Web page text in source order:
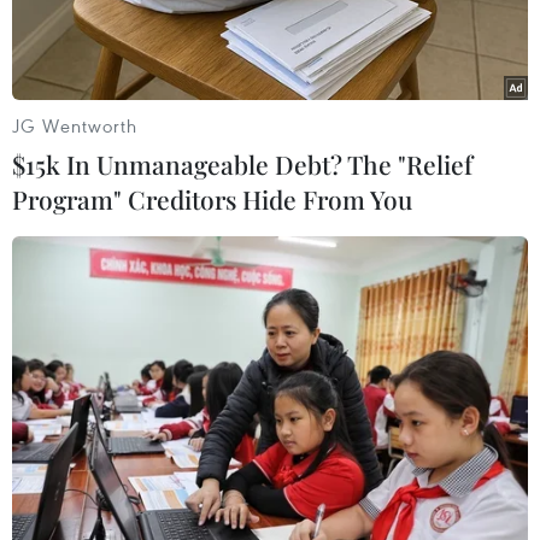
Vận chuyển vũ khí hóa học của Syria đưa đi tiêu hủy. (Nguồn:
AFP/TTXVN)
Hãng tin ANSA đưa tin vũ khí hóa học của Syria
mang đi phá hủy sẽ được trung chuyển qua một
cảng của Italy trong thời gian dự kiến cuối đầu
JG Wentworth
$15k In Unmanageable Debt? The "Relief
Program" Creditors Hide From You